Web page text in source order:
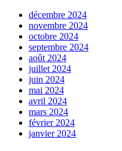
décembre 2024
novembre 2024
octobre 2024
septembre 2024
août 2024
juillet 2024
juin 2024
mai 2024
avril 2024
mars 2024
février 2024
janvier 2024